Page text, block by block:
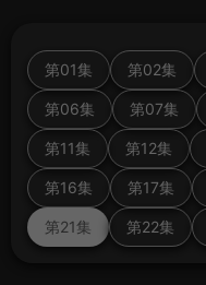
第01集 第02集
第06集 第07集
第11集 第12集
第16集 第17集
第21集 第22集